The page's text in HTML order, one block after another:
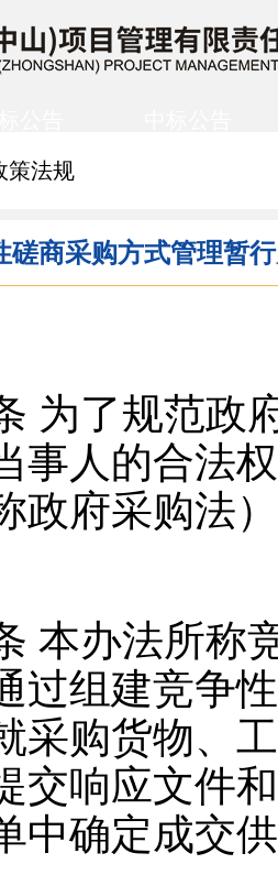
策法规
磋商采购方式管理暂
为了规范政
事人的合法
政府采购法
本办法所称
过组建竞争
采购货物、
交响应文件
中确定成交